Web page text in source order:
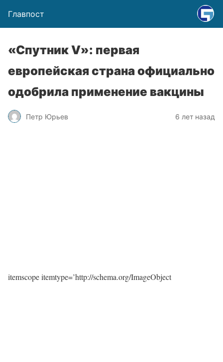
Главпост
«Спутник V»: первая
европейская страна официально
одобрила применение вакцины
Петр Юрьев 6 лет назад
itemscope itemtype=’http://schema.org/ImageObject